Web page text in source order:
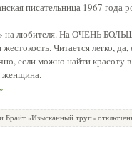
писательница 1967
на любителя. На ОЧЕНЬ
Читается легко,
если можно найти красоту
женщина.
Брайт «Изысканный труп»